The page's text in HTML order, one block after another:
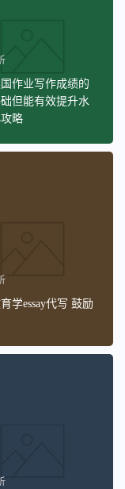
作业写作成绩的
但能有效提升水
略
学essay代写 鼓励